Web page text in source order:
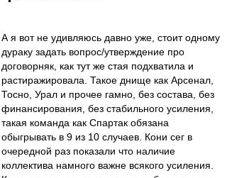
А я вот не удивляюсь давно уже, стоит одному
дураку задать вопрос/утверждение про
договорняк, как тут же стая подхватила и
растиражировала. Такое днище как Арсенал,
Тосно, Урал и прочее гамно, без состава, без
финансирования, без стабильного усиления,
такая команда как Спартак обязана
обыгрывать в 9 из 10 случаев. Кони сег в
очередной раз показали что наличие
коллектива намного важне всякого усиления.